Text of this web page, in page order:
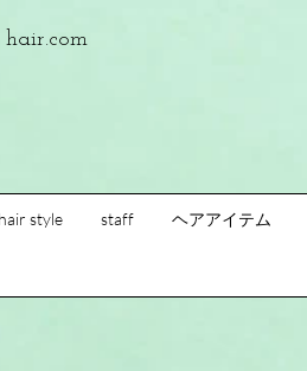
hair style staff ヘアアイテム